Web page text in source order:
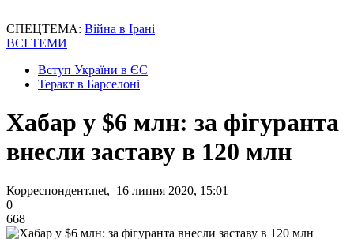
СПЕЦТЕМА: Війна в Ірані
ВСІ ТЕМИ
Вступ України в ЄС
Теракт в Барселоні
Хабар у $6 млн: за фігуранта
внесли заставу в 120 млн
Корреспондент.net, 16 липня 2020, 15:01
0
668